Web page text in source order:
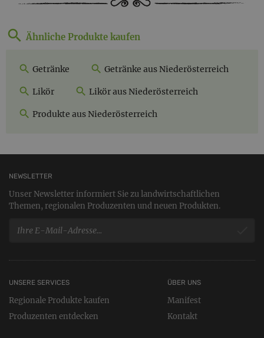
Ähnliche Produkte kaufen
Getränke Getränke aus Niederösterreich
Likör Likör aus Niederösterreich
Produkte aus Niederösterreich
NEWSLETTER
Unser Newsletter informiert Sie zu landwirtschaftlichen
Themen, regionalen Produzenten und neuen Produkten.
UNSERE SERVICES
Regionale Produkte kaufen
Produzenten entdecken
ÜBER UNS
Manifest
Kontakt